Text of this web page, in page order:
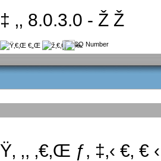
‡ ‚‚ 8.0.3.0 - Ž Ž
Ÿ‚ ‚, ‚€‚Œ ƒ, ‡‚‹ €‚ €